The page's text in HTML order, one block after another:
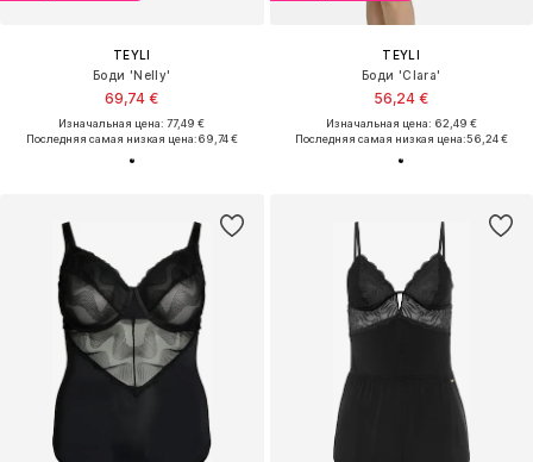
TEYLI
Боди 'Nelly'
69,74 €
Изначальная цена: 77,49 €
Последняя самая низкая цена:69,74 €
TEYLI
Боди 'Clara'
56,24 €
Изначальная цена: 62,49 €
Последняя самая низкая цена:56,24 €